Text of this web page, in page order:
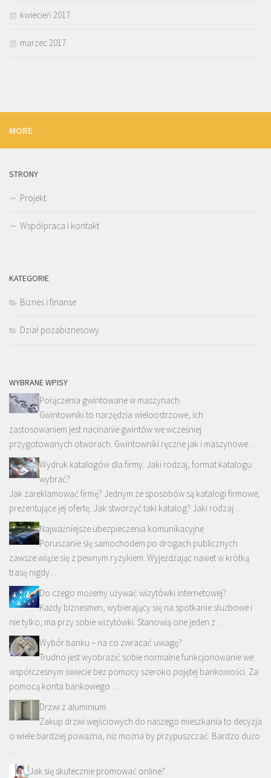
kwiecień 2017
marzec 2017
MORE
STRONY
Projekt
Współpraca i kontakt
KATEGORIE
Biznes i finanse
Dział pozabiznesowy
WYBRANE WPISY
Połączenia gwintowane w maszynach
Gwintowniki to narzędzia wieloostrzowe, ich
zastosowaniem jest nacinanie gwintów we wcześniej
przygotowanych otworach. Gwintowniki ręczne jak i maszynowe …
Wydruk katalogów dla firmy. Jaki rodzaj, format katalogu
wybrać?
Jak zareklamować firmę? Jednym ze sposobów są katalogi firmowe,
prezentujące jej ofertę. Jak stworzyć taki katalog? Jaki rodzaj …
Najważniejsze ubezpieczenia komunikacyjne
Poruszanie się samochodem po drogach publicznych
zawsze wiąże się z pewnym ryzykiem. Wyjeżdżając nawet w krótką
trasę nigdy …
Do czego możemy używać wizytówki internetowej?
Każdy biznesmen, wybierający się na spotkanie służbowe i
nie tylko, ma przy sobie wizytówki. Stanowią one jeden z …
Wybór banku – na co zwracać uwagę?
Trudno jest wyobrazić sobie normalne funkcjonowanie we
współczesnym świecie bez pomocy szeroko pojętej bankowości. Za
pomocą konta bankowego …
Drzwi z aluminium
Zakup drzwi wejściowych do naszego mieszkania to decyzja
o wiele bardziej poważna, niż można by przypuszczać. Bardzo dużo
…
Jak się skutecznie promować online?